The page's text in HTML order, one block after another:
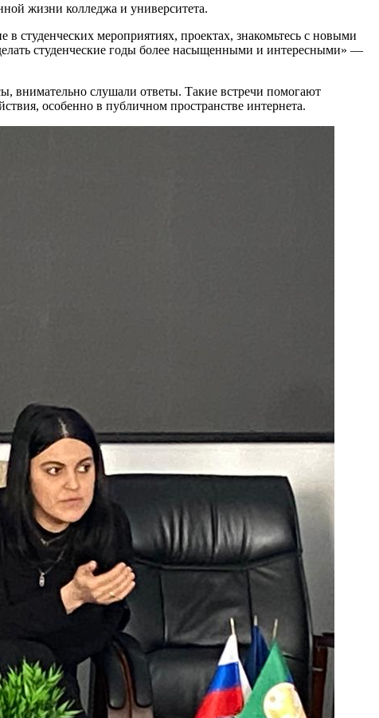
жизни колледжа и университета.
студенческих мероприятиях, проектах, знакомьтесь с новыми
студенческие годы более насыщенными и интересными» —
внимательно слушали ответы. Такие встречи помогают
особенно в публичном пространстве интернета.